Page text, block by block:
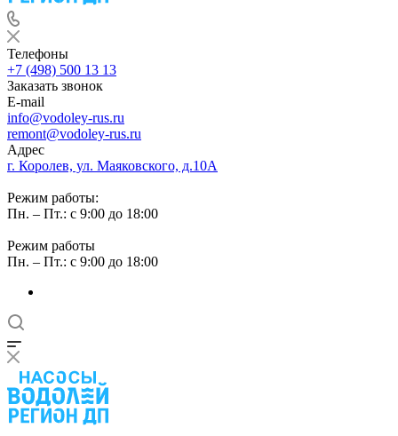
Телефоны
+7 (498) 500 13 13
Заказать звонок
E-mail
info@vodoley-rus.ru
remont@vodoley-rus.ru
Адрес
г. Королев, ул. Маяковского, д.10А
Режим работы:
Пн. – Пт.: с 9:00 до 18:00
Режим работы
Пн. – Пт.: с 9:00 до 18:00